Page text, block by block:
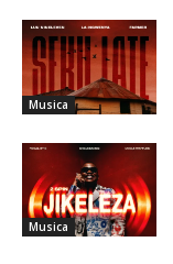
Musica
Musica